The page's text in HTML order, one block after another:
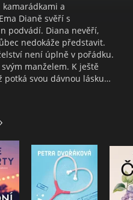
a
Dianě svěří s
podvádí. Diana nevěří,
nedokáže představit.
není úplně v pořádku.
manželem. K ještě
potká svou dávnou lásku…